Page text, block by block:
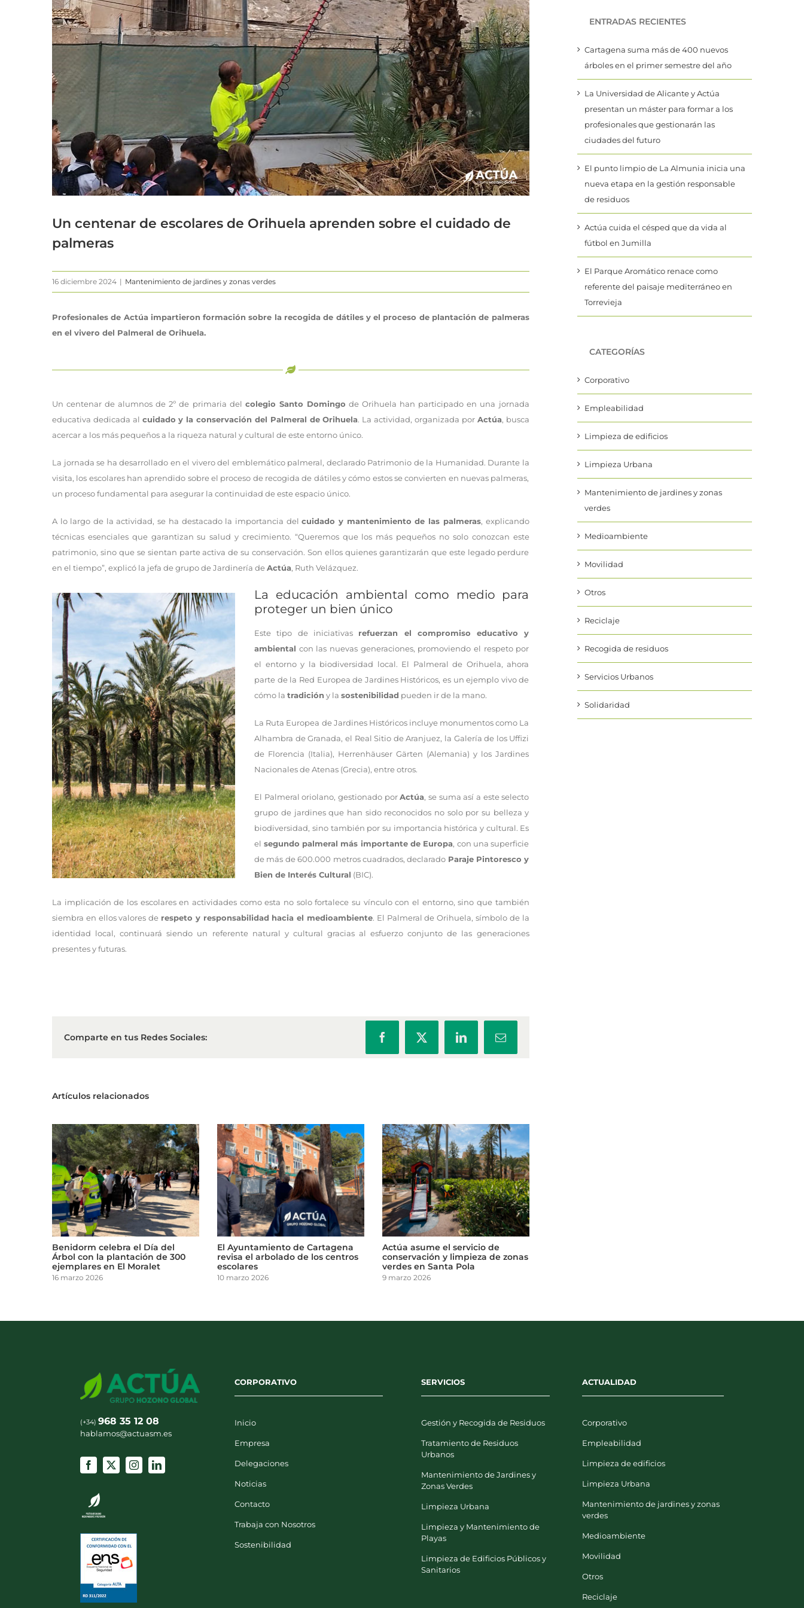
grande
Un centenar de escolares de Orihuela aprenden sobre el cuidado de
palmeras
16 diciembre 2024 | Mantenimiento de jardines y zonas verdes
Profesionales de Actúa impartieron formación sobre la recogida de dátiles y el proceso de plantación de palmeras
en el vivero del Palmeral de Orihuela.
Un centenar de alumnos de 2º de primaria del colegio Santo Domingo de Orihuela han participado en una jornada
educativa dedicada al cuidado y la conservación del Palmeral de Orihuela. La actividad, organizada por Actúa, busca
acercar a los más pequeños a la riqueza natural y cultural de este entorno único.
La jornada se ha desarrollado en el vivero del emblemático palmeral, declarado Patrimonio de la Humanidad. Durante la
visita, los escolares han aprendido sobre el proceso de recogida de dátiles y cómo estos se convierten en nuevas palmeras,
un proceso fundamental para asegurar la continuidad de este espacio único.
A lo largo de la actividad, se ha destacado la importancia delcuidado y mantenimiento de las palmeras, explicando
técnicas esenciales que garantizan su salud y crecimiento. “Queremos que los más pequeños no solo conozcan este
patrimonio, sino que se sientan parte activa de su conservación. Son ellos quienes garantizarán que este legado perdure
en el tiempo”, explicó la jefa de grupo de Jardinería deActúa, Ruth Velázquez.
La educación ambiental como medio para
proteger un bien único
Este tipo de iniciativas refuerzan el compromiso educativo y
ambiental con las nuevas generaciones, promoviendo el respeto por
el entorno y la biodiversidad local. El Palmeral de Orihuela, ahora
parte de la Red Europea de Jardines Históricos, es un ejemplo vivo de
cómo latradición y lasostenibilidad pueden ir de la mano.
La Ruta Europea de Jardines Históricos incluye monumentos como La
Alhambra de Granada, el Real Sitio de Aranjuez, la Galería de los Uffizi
de Florencia (Italia), Herrenhäuser Gärten (Alemania) y los Jardines
Nacionales de Atenas (Grecia), entre otros.
El Palmeral oriolano, gestionado porActúa, se suma así a este selecto
grupo de jardines que han sido reconocidos no solo por su belleza y
biodiversidad, sino también por su importancia histórica y cultural. Es
el segundo palmeral más importante de Europa, con una superficie
de más de 600.000 metros cuadrados, declarado Paraje Pintoresco y
Bien de Interés Cultural (BIC).
La implicación de los escolares en actividades como esta no solo fortalece su vínculo con el entorno, sino que también
siembra en ellos valores de respeto y responsabilidad hacia el medioambiente. El Palmeral de Orihuela, símbolo de la
identidad local, continuará siendo un referente natural y cultural gracias al esfuerzo conjunto de las generaciones
presentes y futuras.
Comparte en tus Redes Sociales: FacebookX LinkedInCorreo
electrónico
Artículos relacionados
Benidorm celebra el Día del
Árbol con la plantación de 300
ejemplares en El Moralet
16 marzo 2026
El Ayuntamiento de Cartagena
revisa el arbolado de los centros
escolares
10 marzo 2026
Actúa asume el servicio de
conservación y limpieza de zonas
verdes en Santa Pola
9 marzo 2026
ENTRADAS RECIENTES
Cartagena suma más de 400 nuevos
árboles en el primer semestre del año
La Universidad de Alicante y Actúa
presentan un máster para formar a los
profesionales que gestionarán las
ciudades del futuro
El punto limpio de La Almunia inicia una
nueva etapa en la gestión responsable
de residuos
Actúa cuida el césped que da vida al
fútbol en Jumilla
El Parque Aromático renace como
referente del paisaje mediterráneo en
Torrevieja
CATEGORÍAS
Corporativo
Empleabilidad
Limpieza de edificios
Limpieza Urbana
Mantenimiento de jardines y zonas
verdes
Medioambiente
Movilidad
Otros
Reciclaje
Recogida de residuos
Servicios Urbanos
Solidaridad
(+34) 968 35 12 08
hablamos@actuasm.es
CORPORATIVO
Inicio
Empresa
Delegaciones
Noticias
Contacto
Trabaja con Nosotros
Sostenibilidad
SERVICIOS
Gestión y Recogida de Residuos
Tratamiento de Residuos
Urbanos
Mantenimiento de Jardines y
Zonas Verdes
Limpieza Urbana
Limpieza y Mantenimiento de
Playas
Limpieza de Edificios Públicos y
Sanitarios
ACTUALIDAD
Corporativo
Empleabilidad
Limpieza de edificios
Limpieza Urbana
Mantenimiento de jardines y zonas
verdes
Medioambiente
Movilidad
Otros
Reciclaje